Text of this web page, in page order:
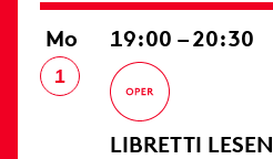
Mo
1
19:00 – 20:30
LIBRETTI LESEN